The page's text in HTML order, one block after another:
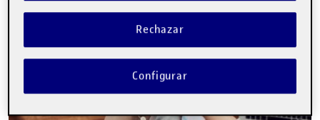
Rechazar
Configurar